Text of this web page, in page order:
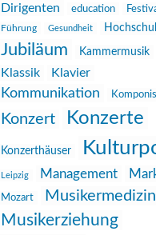
Dirigenten education
Führung
Gesundheit
Jubiläum Kammermusik
Klassik Klavier
Kommunikation
Konzert Konzerte
Konzerthäuser
Leipzig Management
Mozart Musikermedizin
Musikerziehung